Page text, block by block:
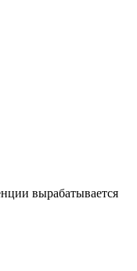
вырабатывается